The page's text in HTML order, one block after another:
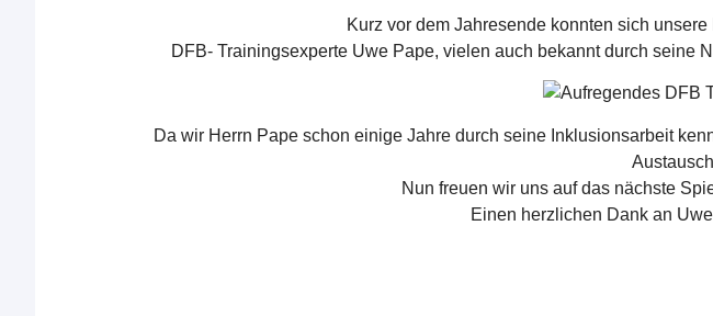
Kurz vor dem Jahresende konnten sich
DFB- Trainingsexperte Uwe Pape, vielen auch bekannt durch seine
Da wir Herrn Pape schon einige Jahre durch seine Inklusionsarbeit
Nun freuen wir uns auf das nächste
Einen herzlichen Dank an